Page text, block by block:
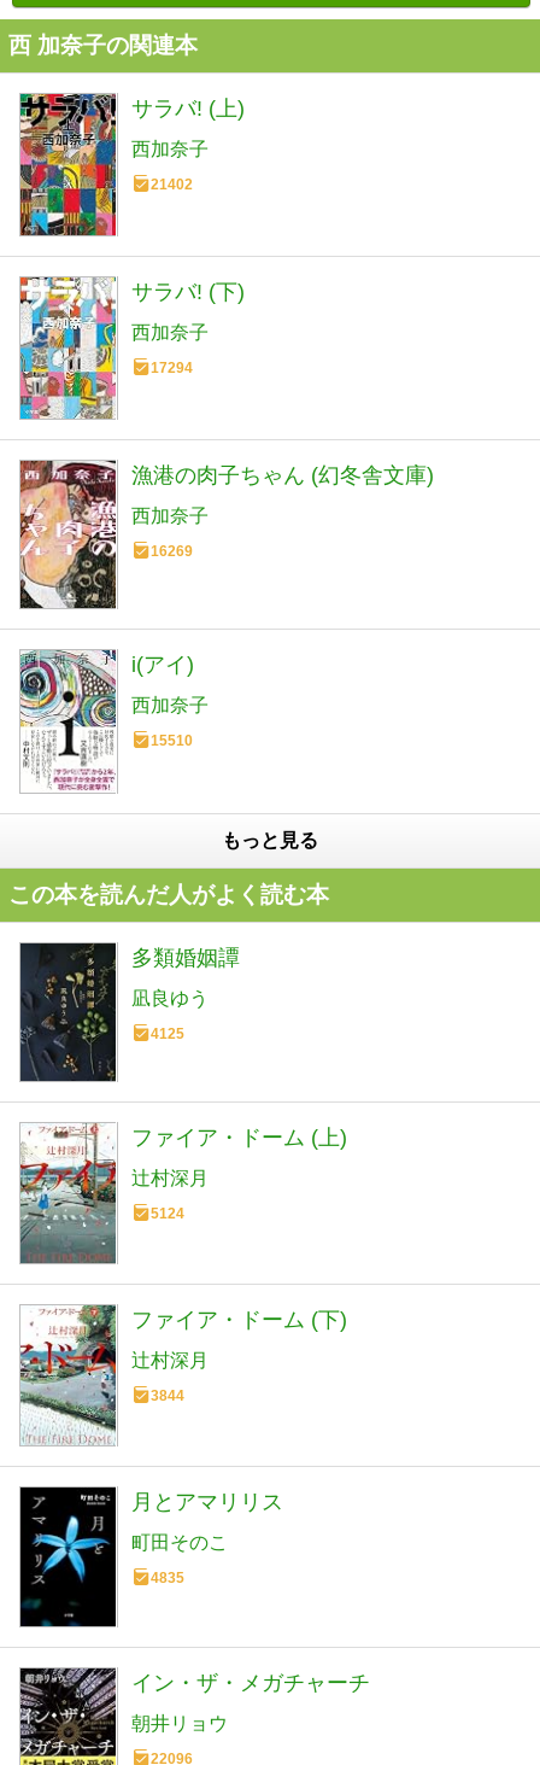
西 加奈子の関連本
サラバ! (上)
西加奈子
21402
サラバ! (下)
西加奈子
17294
漁港の肉子ちゃん (幻冬舎文庫)
西加奈子
16269
i(アイ)
西加奈子
15510
もっと見る
この本を読んだ人がよく読む本
多類婚姻譚
凪良ゆう
4125
ファイア・ドーム (上)
辻村深月
5124
ファイア・ドーム (下)
辻村深月
3844
月とアマリリス
町田そのこ
4835
イン・ザ・メガチャーチ
朝井リョウ
22096